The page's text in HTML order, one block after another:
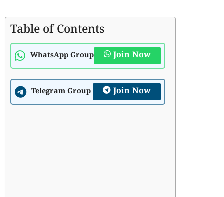
Table of Contents
WhatsApp Group Join Now
Telegram Group Join Now